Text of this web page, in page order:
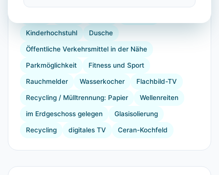
Kinderhochstuhl Dusche
Öffentliche Verkehrsmittel in der Nähe
Parkmöglichkeit Fitness und Sport
Rauchmelder Wasserkocher Flachbild-TV
Recycling / Mülltrennung: Papier Wellenreiten
im Erdgeschoss gelegen Glasisolierung
Recycling digitales TV Ceran-Kochfeld